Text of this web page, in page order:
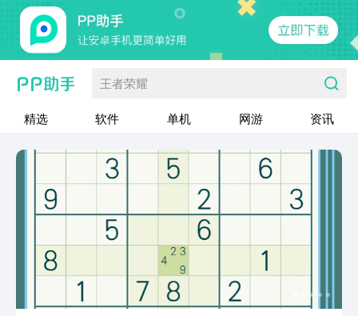
王者荣耀
精选 软件 单机 网游 资讯